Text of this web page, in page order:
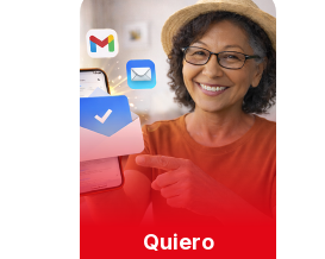
Quiero